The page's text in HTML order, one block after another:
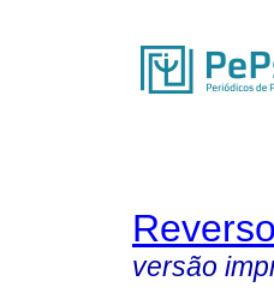
Reverso
versão